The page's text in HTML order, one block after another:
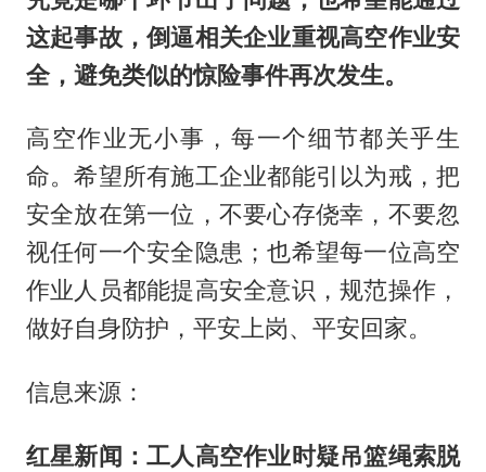
这起事故，倒逼相关企业重视高空作业安
全，避免类似的惊险事件再次发生。
高空作业无小事，每一个细节都关乎生
命。希望所有施工企业都能引以为戒，把
安全放在第一位，不要心存侥幸，不要忽
视任何一个安全隐患；也希望每一位高空
作业人员都能提高安全意识，规范操作，
做好自身防护，平安上岗、平安回家。
信息来源：
红星新闻：工人高空作业时疑吊篮绳索脱